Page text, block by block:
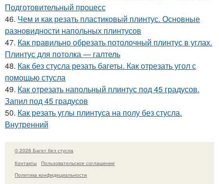
Подготовительный процесс
46. Чем и как резать пластиковый плинтус. Основные
разновидности напольных плинтусов
47. Как правильно обрезать потолочный плинтус в углах.
Плинтус для потолка — галтель
48. Как без стусла резать багеты. Как отрезать угол с
помощью стусла
49. Как отрезать напольный плинтус под 45 градусов.
Запил под 45 градусов
50. Как резать углы плинтуса на полу без стусла.
Внутренний
© 2026 Багет без стусла
Контакты
Пользовательское соглашение
Политика конфидециальности